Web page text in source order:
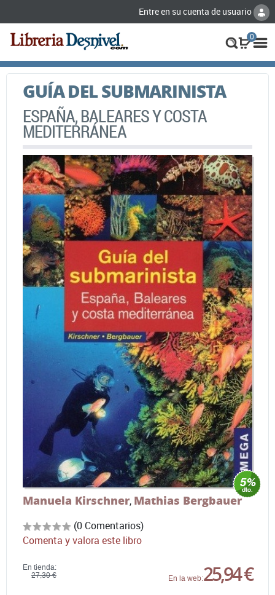
Entre en su cuenta de usuario
0
GUÍA DEL SUBMARINISTA
ESPAÑA, BALEARES Y COSTA
MEDITERRÁNEA
Manuela Kirschner, Mathias Bergbauer
(0 Comentarios)
Comenta y valora este libro
En tienda:
27,30 €
En la web:25,94 €